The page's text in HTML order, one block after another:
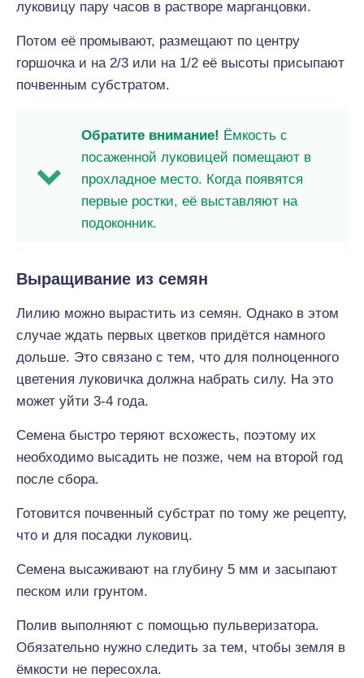
луковицу пару часов в растворе марганцовки.
Потом её промывают, размещают по центру
горшочка и на 2/3 или на 1/2 её высоты присыпают
почвенным субстратом.
Обратите внимание! Ёмкость с
посаженной луковицей помещают в
прохладное место. Когда появятся
первые ростки, её выставляют на
подоконник.
Выращивание из семян
Лилию можно вырастить из семян. Однако в этом
случае ждать первых цветков придётся намного
дольше. Это связано с тем, что для полноценного
цветения луковичка должна набрать силу. На это
может уйти 3-4 года.
Семена быстро теряют всхожесть, поэтому их
необходимо высадить не позже, чем на второй год
после сбора.
Готовится почвенный субстрат по тому же рецепту,
что и для посадки луковиц.
Семена высаживают на глубину 5 мм и засыпают
песком или грунтом.
Полив выполняют с помощью пульверизатора.
Обязательно нужно следить за тем, чтобы земля в
ёмкости не пересохла.